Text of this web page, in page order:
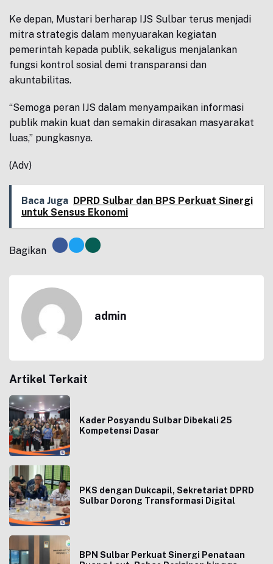
Ke depan, Mustari berharap IJS Sulbar terus menjadi
mitra strategis dalam menyuarakan kegiatan
pemerintah kepada publik, sekaligus menjalankan
fungsi kontrol sosial demi transparansi dan
akuntabilitas.
“Semoga peran IJS dalam menyampaikan informasi
publik makin kuat dan semakin dirasakan masyarakat
luas,” pungkasnya.
(Adv)
Baca Juga DPRD Sulbar dan BPS Perkuat Sinergi
untuk Sensus Ekonomi
Bagikan
admin
Artikel Terkait
Kader Posyandu Sulbar Dibekali 25
Kompetensi Dasar
PKS dengan Dukcapil, Sekretariat DPRD
Sulbar Dorong Transformasi Digital
BPN Sulbar Perkuat Sinergi Penataan